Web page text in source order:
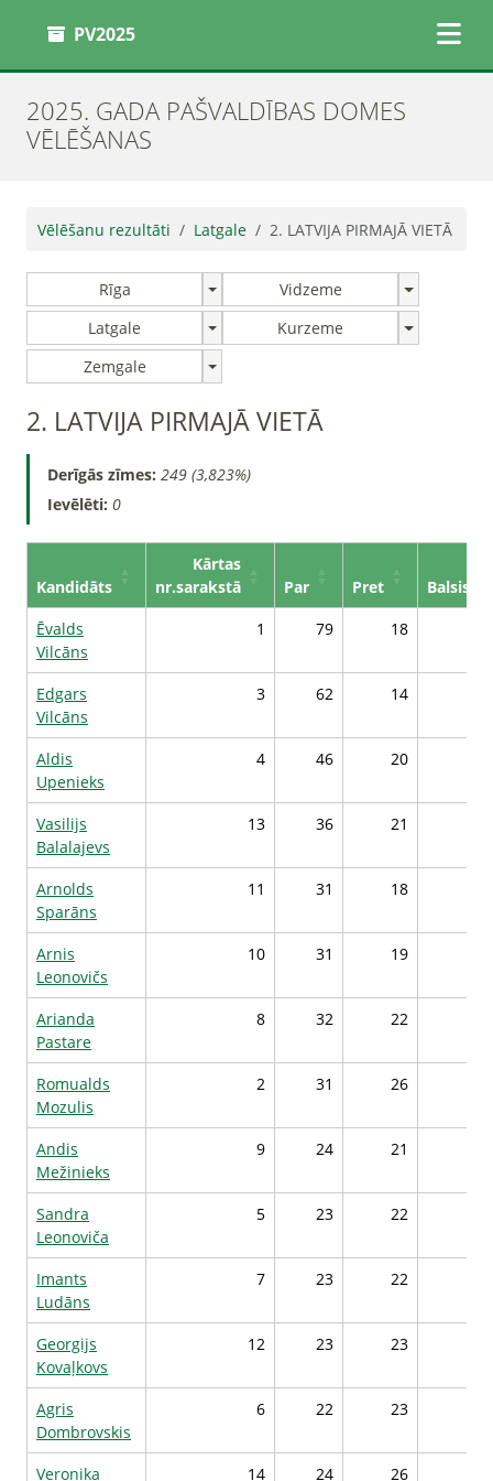
PV2025
2025. GADA PAŠVALDĪBAS DOMES
VĒLĒŠANAS
Vēlēšanu rezultāti Latgale 2. LATVIJA PIRMAJĀ VIETĀ
Rīga
Vidzeme
Latgale
Kurzeme
Zemgale
2. LATVIJA PIRMAJĀ VIETĀ
Derīgās zīmes: 249 (3,823%)
Ievēlēti: 0
Kandidāts
Kārtas
nr.sarakstā
Par Pret
Balsis*
Ēvalds
Vilcāns
1 79 18
Edgars
Vilcāns
3 62 14
Aldis
Upenieks
4 46 20
Vasilijs
Balalajevs
13 36 21
Arnolds
Sparāns
11 31 18
Arnis
Leonovičs
10 31 19
Arianda
Pastare
8 32 22
Romualds
Mozulis
2 31 26
Andis
Mežinieks
9 24 21
Sandra
Leonoviča
5 23 22
Imants
Ludāns
7 23 22
Georgijs
Kovaļkovs
12 23 23
Agris
Dombrovskis
6 22 23
Veronika 14 24 26